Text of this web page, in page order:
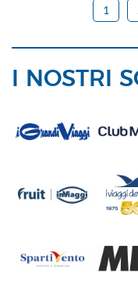
1
I NOSTRI